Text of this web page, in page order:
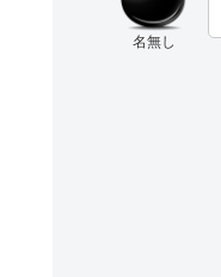
名無し